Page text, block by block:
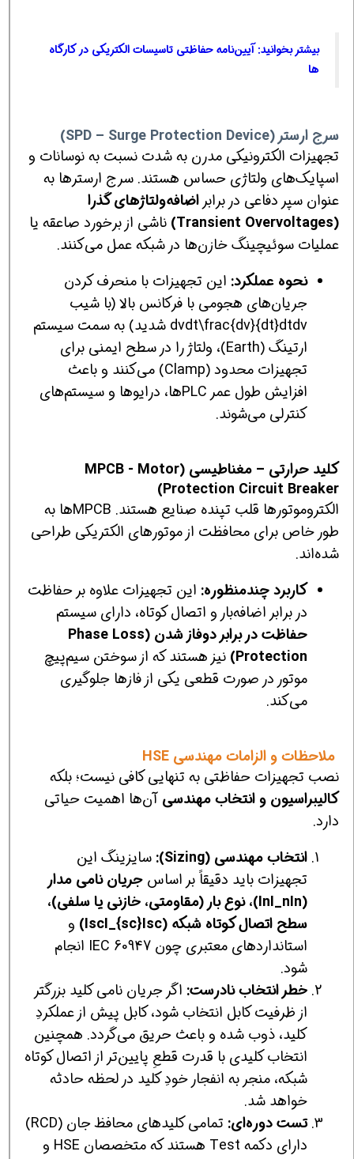
بیشتر بخوانید: آیین‌نامه حفاظتی تاسیسات الکتریکی در کارگاه
ها
سرج ارستر (SPD – Surge Protection Device)
تجهیزات الکترونیکی مدرن به شدت نسبت به نوسانات و
اسپایک‌های ولتاژی حساس هستند. سرج ارسترها به
عنوان سپر دفاعی در برابراضافه‌ولتاژهای گذرا
(Transient Overvoltages)
ناشی از برخورد صاعقه یا
عملیات سوئیچینگ خازن‌ها در شبکه عمل می‌کنند.
نحوه عملکرد: این تجهیزات با منحرف کردن
جریان‌های هجومی با فرکانس بالا (با شیب
dvdt\frac{dv}{dt}dtdv​ شدید) به سمت سیستم
ارتینگ (Earth)، ولتاژ را در سطح ایمنی برای
تجهیزات محدود (Clamp) می‌کنند و باعث
افزایش طول عمر PLCها، درایوها و سیستم‌های
کنترلی می‌شوند.
کلید حرارتی – مغناطیسی (MPCB - Motor
Protection Circuit Breaker)
الکتروموتورها قلب تپنده صنایع هستند. MPCBها به
طور خاص برای محافظت از موتورهای الکتریکی طراحی
شده‌اند.
کاربرد چندمنظوره: این تجهیزات علاوه بر حفاظت
در برابر اضافه‌بار و اتصال کوتاه، دارای سیستم
حفاظت در برابر دوفاز شدن (Phase Loss
Protection) نیز هستند که از سوختن سیم‌پیچ
موتور در صورت قطعی یکی از فازها جلوگیری
می‌کند.
ملاحظات و الزامات مهندسی HSE
نصب تجهیزات حفاظتی به تنهایی کافی نیست؛ بلکه
کالیبراسیون و انتخاب مهندسی آن‌ها اهمیت حیاتی
دارد.
انتخاب مهندسی (Sizing):
سایزینگ این
تجهیزات باید دقیقاً بر اساس جریان نامی مدار
(InI_nIn​)، نوع بار (مقاومتی، خازنی یا سلفی)،
سطح اتصال کوتاه شبکه (IscI_{sc}Isc​)
و
استانداردهای معتبری چون IEC 60947 انجام
شود.
خطر انتخاب نادرست: اگر جریان نامی کلید بزرگتر
از ظرفیت کابل انتخاب شود، کابل پیش از عملکردِ
کلید، ذوب شده و باعث حریق می‌گردد. همچنین
انتخاب کلیدی با قدرت قطعِ پایین‌تر از اتصال کوتاه
شبکه، منجر به انفجار خودِ کلید در لحظه حادثه
خواهد شد.
تست دوره‌ای:
تمامی کلیدهای محافظ جان (RCD)
دارای دکمه Test هستند که متخصصان HSE و